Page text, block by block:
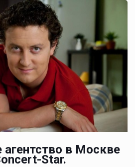
агентство в Москве
Star.